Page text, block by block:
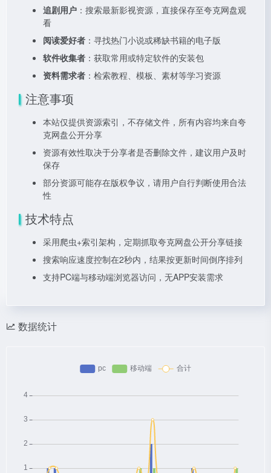
追剧用户 ：搜索最新影视资源，直接保存至夸克网盘观
看
阅读爱好者 ：寻找热门小说或稀缺书籍的电子版
软件收集者 ：获取常用或特定软件的安装包
资料需求者 ：检索教程、模板、素材等学习资源
注意事项
本站仅提供资源索引，不存储文件，所有内容均来自夸
克网盘公开分享
资源有效性取决于分享者是否删除文件，建议用户及时
保存
部分资源可能存在版权争议，请用户自行判断使用合法
性
技术特点
采用爬虫+索引架构，定期抓取夸克网盘公开分享链接
搜索响应速度控制在2秒内，结果按更新时间倒序排列
支持PC端与移动端浏览器访问，无APP安装需求
数据统计